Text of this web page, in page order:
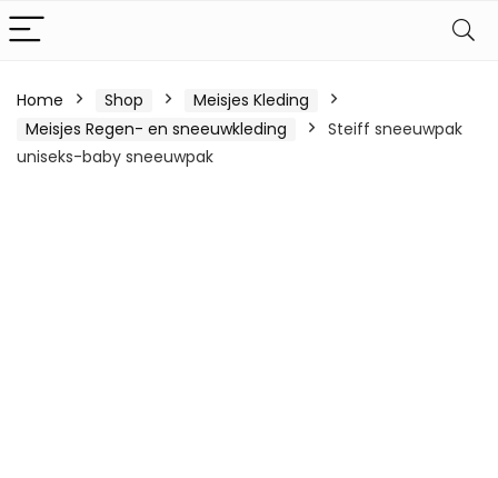
Home Shop
Meisjes Kleding
Meisjes Regen- en sneeuwkleding
Steiff sneeuwpak
uniseks-baby sneeuwpak